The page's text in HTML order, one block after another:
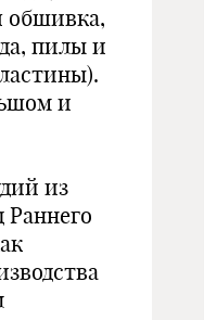
обшивка,
пилы и
и
из
Раннего